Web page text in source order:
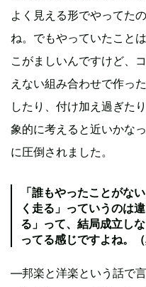
よく見える形でやってた
ね。でもやっていたこと
こがましいんですけど、
えない組み合わせで作っ
したり、付け加え過ぎた
象的に考えると近いかな
に圧倒されました。
「誰もやったことがな
く走る」っていうのは
る」って、結局成立し
ってる感じですよね。（
―邦楽と洋楽という話で